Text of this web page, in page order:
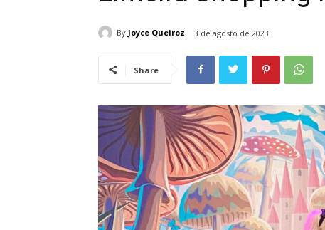
By Joyce Queiroz 3 de agosto de 2023
Share